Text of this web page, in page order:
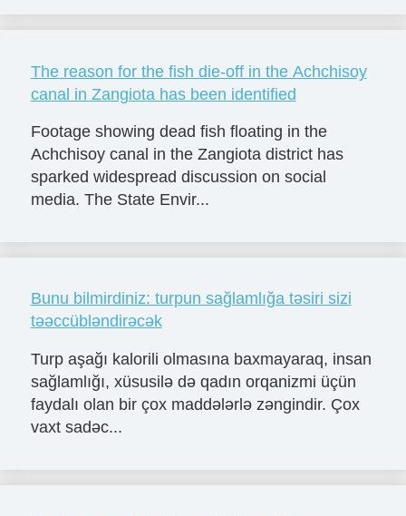
The reason for the fish die-off in the Achchisoy
canal in Zangiota has been identified
Footage showing dead fish floating in the
Achchisoy canal in the Zangiota district has
sparked widespread discussion on social
media. The State Envir...
Bunu bilmirdiniz: turpun sağlamlığa təsiri sizi
təəccübləndirəcək
Turp aşağı kalorili olmasına baxmayaraq, insan
sağlamlığı, xüsusilə də qadın orqanizmi üçün
faydalı olan bir çox maddələrlə zəngindir. Çox
vaxt sadəc...